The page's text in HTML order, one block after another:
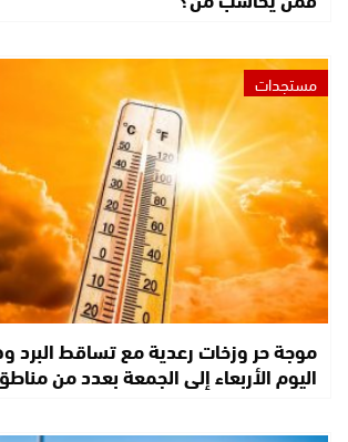
مستجدات
موجة حر وزخات رعدية مع تساقط البرد
اليوم الأربعاء إلى الجمعة بعدد من